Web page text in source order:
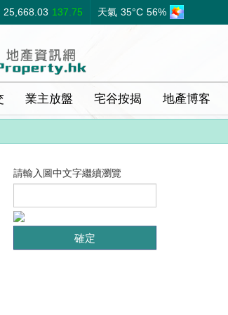
25,668.03 137.75 天氣 35°C 56%
業主放盤 宅谷按揭 地產博客
請輸入圖中文字繼續瀏覽